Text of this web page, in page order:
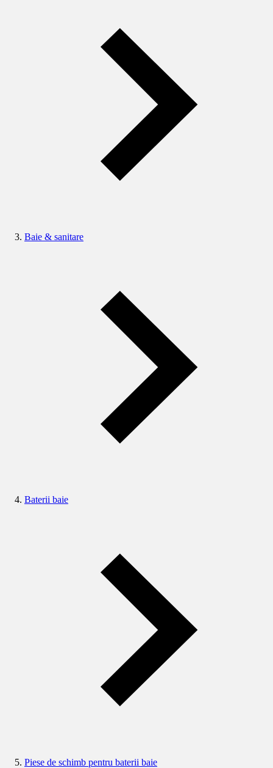
Baie & sanitare
Baterii baie
Piese de schimb pentru baterii baie